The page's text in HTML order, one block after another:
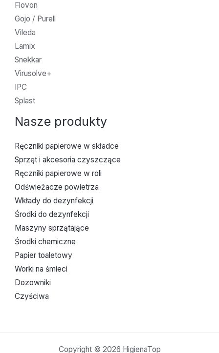
Flovon
Gojo / Purell
Vileda
Lamix
Snekkar
Virusolve+
IPC
Splast
Nasze produkty
Ręczniki papierowe w składce
Sprzęt i akcesoria czyszczące
Ręczniki papierowe w roli
Odświeżacze powietrza
Wkłady do dezynfekcji
Środki do dezynfekcji
Maszyny sprzątające
Środki chemiczne
Papier toaletowy
Worki na śmieci
Dozowniki
Czyściwa
Copyright © 2026 HigienaTop